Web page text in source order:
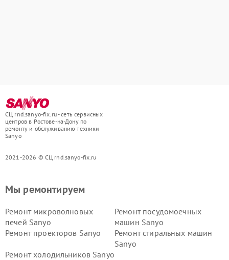
СЦ rnd.sanyo-fix.ru - сеть сервисных
центров в Ростове-на-Дону по
ремонту и обслуживанию техники
Sanyo
2021-2026 © СЦ rnd.sanyo-fix.ru
Мы ремонтируем
Ремонт микроволновых
печей Sanyo
Ремонт посудомоечных
машин Sanyo
Ремонт проекторов Sanyo
Ремонт стиральных машин
Sanyo
Ремонт холодильников Sanyo